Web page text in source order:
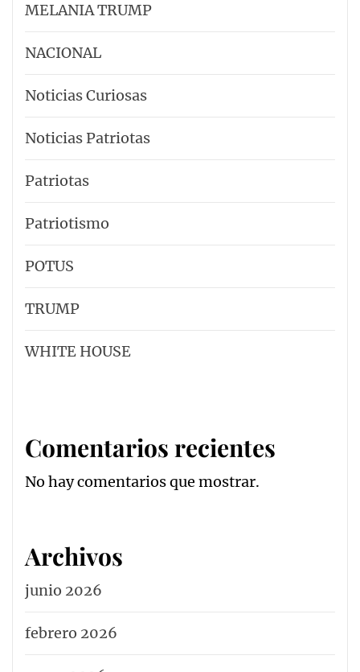
MELANIA TRUMP
NACIONAL
Noticias Curiosas
Noticias Patriotas
Patriotas
Patriotismo
POTUS
TRUMP
WHITE HOUSE
Comentarios recientes
No hay comentarios que mostrar.
Archivos
junio 2026
febrero 2026